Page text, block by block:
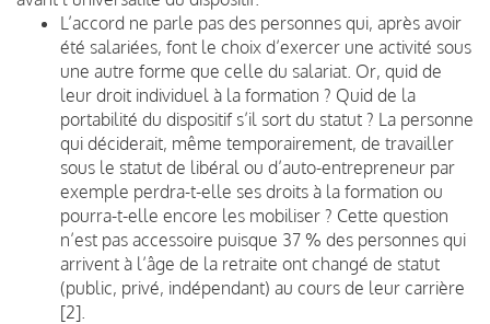
L’accord ne parle pas des personnes qui, après avoir
été salariées, font le choix d’exercer une activité sous
une autre forme que celle du salariat. Or, quid de
leur droit individuel à la formation ? Quid de la
portabilité du dispositif s’il sort du statut ? La personne
qui déciderait, même temporairement, de travailler
sous le statut de libéral ou d’auto-entrepreneur par
exemple perdra-t-elle ses droits à la formation ou
pourra-t-elle encore les mobiliser ? Cette question
n’est pas accessoire puisque 37 % des personnes qui
arrivent à l’âge de la retraite ont changé de statut
(public, privé, indépendant) au cours de leur carrière
[2].